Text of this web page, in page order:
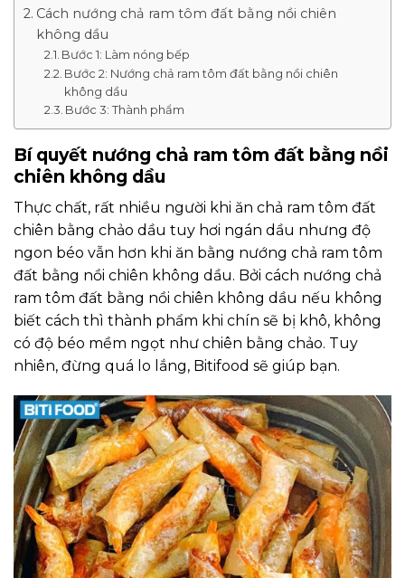
Cách nướng chả ram tôm đất bằng nồi chiên
không dầu
Bước 1: Làm nóng bếp
Bước 2: Nướng chả ram tôm đất bằng nồi chiên
không dầu
Bước 3: Thành phẩm
Bí quyết nướng chả ram tôm đất bằng nồi
chiên không dầu
Thực chất, rất nhiều người khi ăn chả ram tôm đất
chiên bằng chảo dầu tuy hơi ngán dầu nhưng độ
ngon béo vẫn hơn khi ăn bằng nướng chả ram tôm
đất bằng nồi chiên không dầu. Bởi cách nướng chả
ram tôm đất bằng nồi chiên không dầu nếu không
biết cách thì thành phẩm khi chín sẽ bị khô, không
có độ béo mềm ngọt như chiên bằng chảo. Tuy
nhiên, đừng quá lo lắng, Bitifood sẽ giúp bạn.